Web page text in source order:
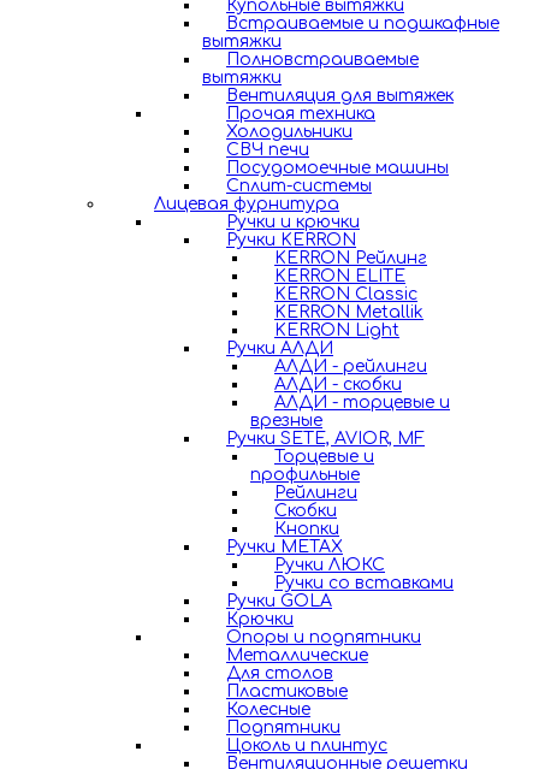
Купольные вытяжки
Встраиваемые и подшкафные
вытяжки
Полновстраиваемые
вытяжки
Вентиляция для вытяжек
Прочая техника
Холодильники
СВЧ печи
Посудомоечные машины
Сплит-системы
Лицевая фурнитура
Ручки и крючки
Ручки KERRON
KERRON Рейлинг
KERRON ELITE
KERRON Classic
KERRON Metallik
KERRON Light
Ручки АЛДИ
АЛДИ - рейлинги
АЛДИ - скобки
АЛДИ - торцевые и
врезные
Ручки SETE, AVIOR, MF
Торцевые и
профильные
Рейлинги
Скобки
Кнопки
Ручки METAX
Ручки ЛЮКС
Ручки со вставками
Ручки GOLA
Крючки
Опоры и подпятники
Металлические
Для столов
Пластиковые
Колесные
Подпятники
Цоколь и плинтус
Вентиляционные решетки